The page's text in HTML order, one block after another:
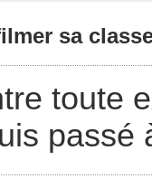
sa
toute
passé